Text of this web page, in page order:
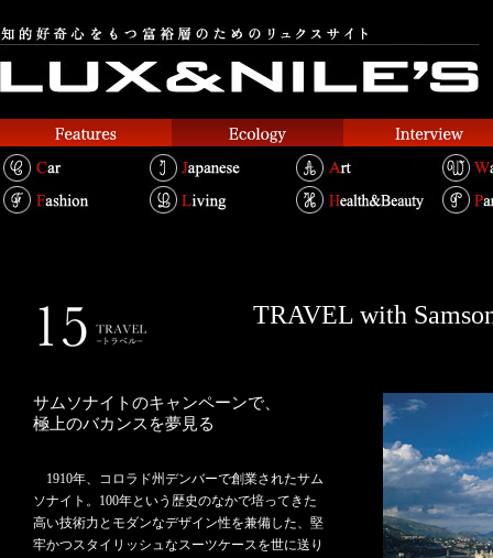
TRAVEL with
サムソナイトのキャンペーンで、
極上のバカンスを夢見る
1910年、コロラド州デンバーで創業されたサム
ソナイト。100年という歴史のなかで培ってきた
高い技術力とモダンなデザイン性を兼備した、堅
牢かつスタイリッシュなスーツケースを世に送り